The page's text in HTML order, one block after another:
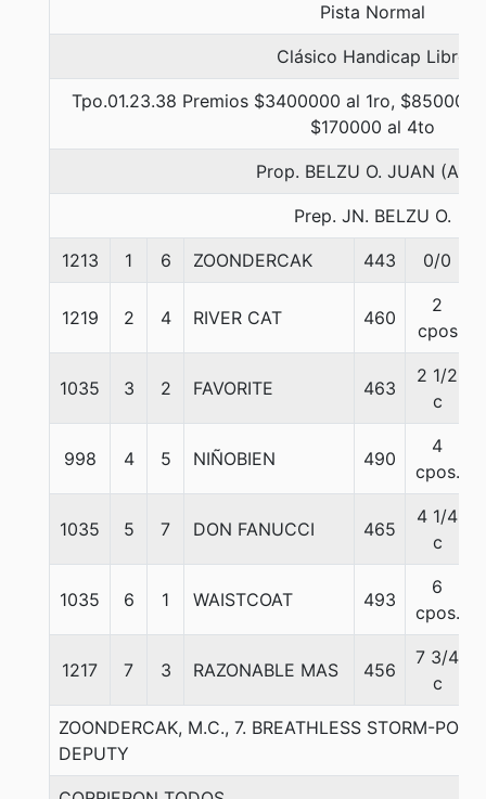
Pista Normal
Clásico Handicap Libre
Tpo.01.23.38 Premios $3400000 al 1ro, $850000
$170000 al 4to
Prop. BELZU O. JUAN
Prep. JN. BELZU O.
1213 1 6 ZOONDERCAK 443 0/0
1219 2 4 RIVER CAT 460
2
cpos
1035 3 2 FAVORITE 463
2 1/2
c
998 4 5 NIÑOBIEN 490
4
cpos.
1035 5 7 DON FANUCCI 465
4 1/4
c
1035 6 1 WAISTCOAT 493
6
cpos.
1217 7 3 RAZONABLE MAS 456
7 3/4
c
ZOONDERCAK, M.C., 7. BREATHLESS STORM-
DEPUTY